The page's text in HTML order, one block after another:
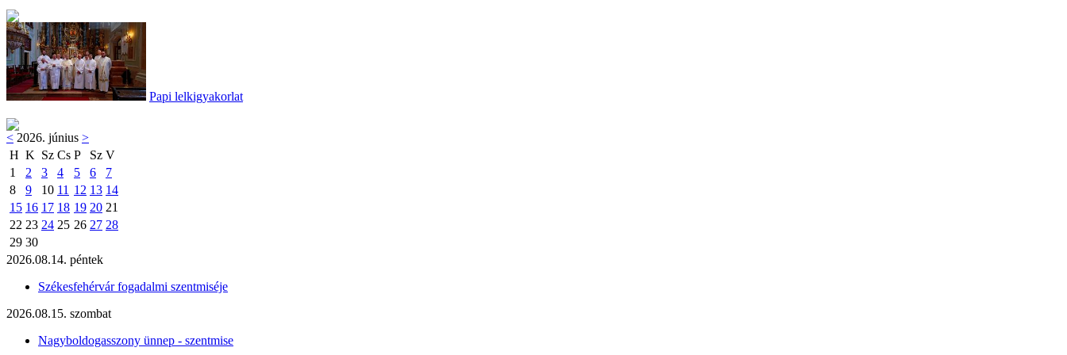
Papi lelkigyakorlat
< 2026. június >
H K Sz Cs P Sz V
1
2 3 4 5 6
7
8
9 10 11 12 13 14
15 16 17 18 19 20 21
22 23 24 25 26 27 28
29 30
2026.08.14. péntek
Székesfehérvár fogadalmi szentmiséje
2026.08.15. szombat
Nagyboldogasszony ünnep - szentmise